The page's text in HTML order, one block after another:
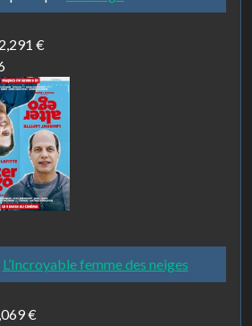
€
L’Incroyable femme des neiges
€